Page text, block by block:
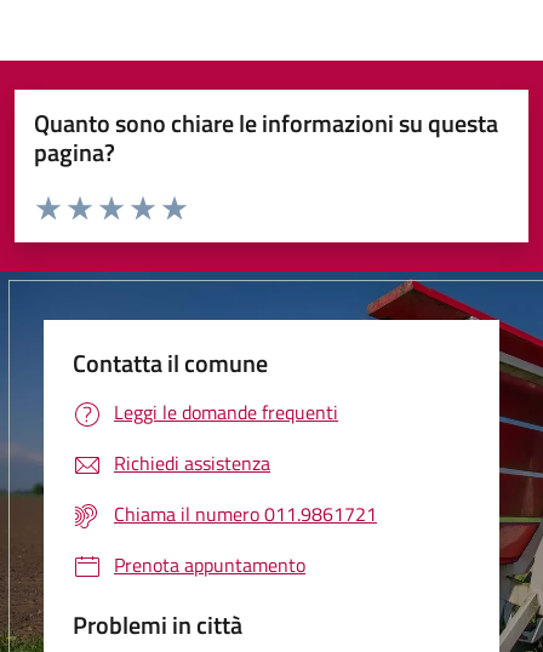
Quanto sono chiare le informazioni su questa
pagina?
Valuta da 1 a 5 stelle la pagina
Valuta 5 stelle su 5
Valuta 4 stelle su 5
Valuta 3 stelle su 5
Valuta 2 stelle su 5
Valuta 1 stelle su 5
Contatta il comune
Leggi le domande frequenti
Richiedi assistenza
Chiama il numero 011.9861721
Prenota appuntamento
Problemi in città